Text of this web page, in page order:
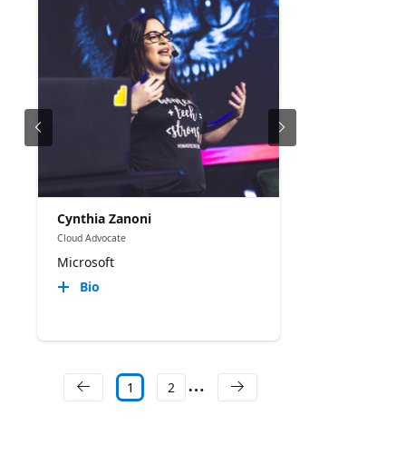
Cynthia Zanoni
Cloud Advocate
Microsoft
Bio
1 2